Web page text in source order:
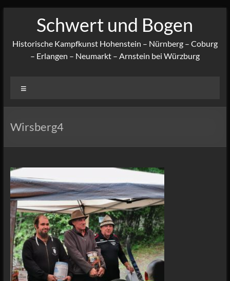
Schwert und Bogen
Historische Kampfkunst Hohenstein – Nürnberg – Coburg
– Erlangen – Neumarkt – Arnstein bei Würzburg
Wirsberg4